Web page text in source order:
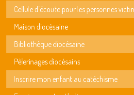
Cellule d'écoute pour les personnes
Maison diocésaine
Bibliothèque diocésaine
Pèlerinages diocésains
Inscrire mon enfant au catéchisme